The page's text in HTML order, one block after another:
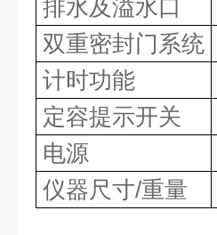
排水及溢水口
双重密封门系统
计时功能
定容提示开关
电源
仪器尺寸/重量